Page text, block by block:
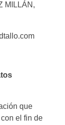
MILLÁN,
que
el fin de